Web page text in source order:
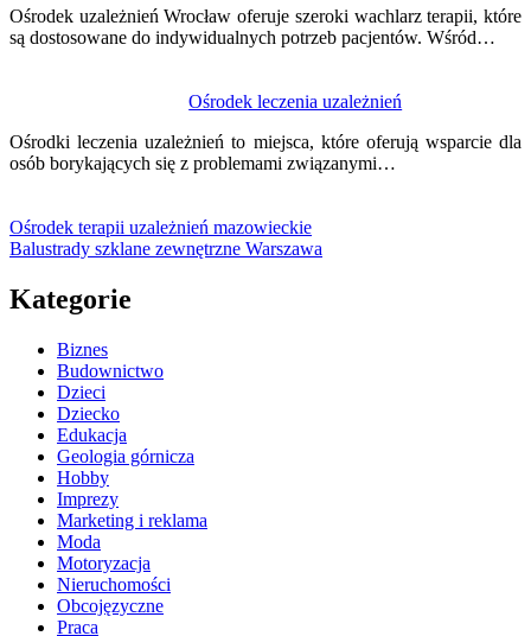
Ośrodek uzależnień Wrocław oferuje szeroki wachlarz terapii, które
są dostosowane do indywidualnych potrzeb pacjentów. Wśród…
Ośrodek leczenia uzależnień
Ośrodki leczenia uzależnień to miejsca, które oferują wsparcie dla
osób borykających się z problemami związanymi…
Ośrodek terapii uzależnień mazowieckie
Balustrady szklane zewnętrzne Warszawa
Kategorie
Biznes
Budownictwo
Dzieci
Dziecko
Edukacja
Geologia górnicza
Hobby
Imprezy
Marketing i reklama
Moda
Motoryzacja
Nieruchomości
Obcojęzyczne
Praca